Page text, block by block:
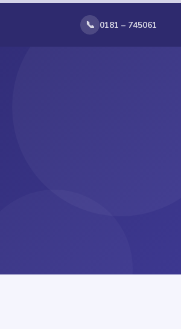
📞 0181 – 745061